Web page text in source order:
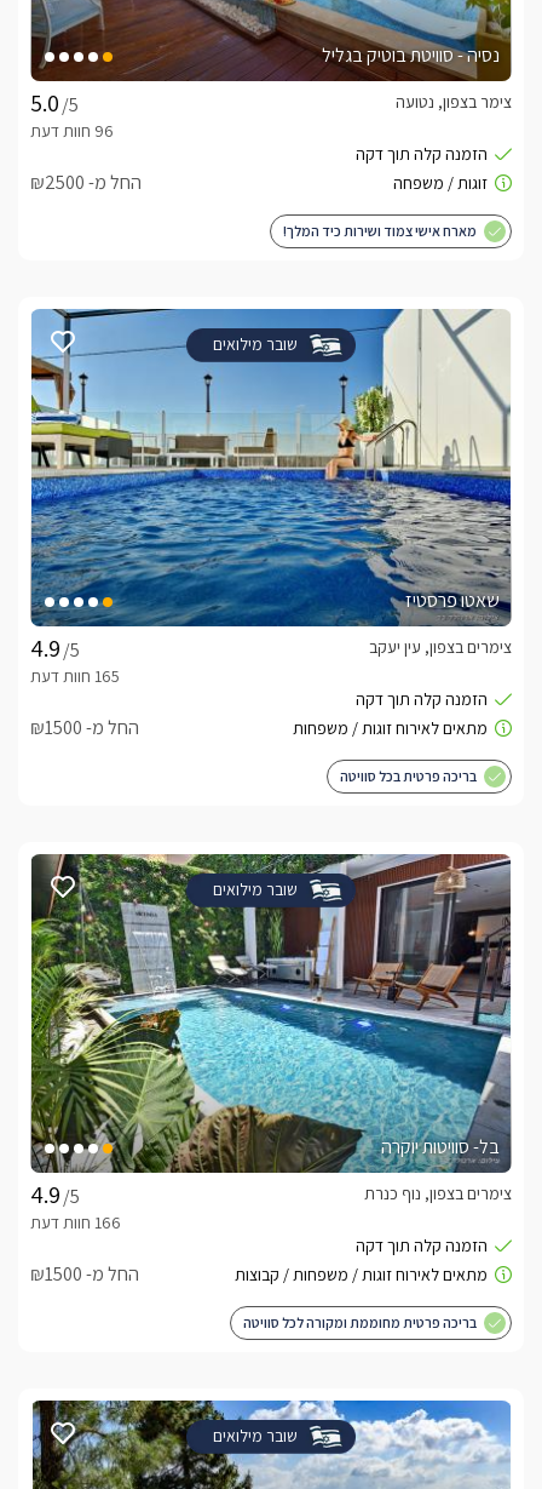
נסיה - סוויטת בוטיק בגליל
/5
צימר בצפון, נטועה
החל מ- ₪2500
מארח אישי צמוד ושירות כיד המלך!
שובר מילואים
שאטו פרסטיז
/5
צימרים בצפון, עין יעקב
החל מ- ₪1500
בריכה פרטית בכל סוויטה
שובר מילואים
בל- סוויטות יוקרה
/5
צימרים בצפון, נוף כנרת
החל מ- ₪1500
בריכה פרטית מחוממת ומקורה לכל סוויטה
שובר מילואים